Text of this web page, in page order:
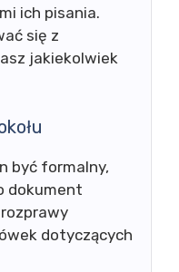
ich pisania.
się z
jakiekolwiek
być formalny,
dokument
dotyczących